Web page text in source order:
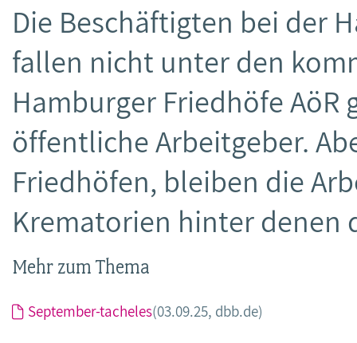
Die Beschäftigten bei der
fallen nicht unter den
Hamburger Friedhöfe AöR
öffentliche Arbeitgeber.
Friedhöfen, bleiben die
Krematorien hinter denen
Mehr zum Thema
September-tacheles(03.09.25, dbb.de)